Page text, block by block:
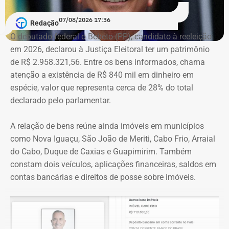
A acusação afirma que esses canais passaram a
apresentar Crivella como responsável direto por obras,
serviços e programas públicos. Um exemplo disso,
segundo a Ação Popular, foram as publicações em que
Crivella aparece anunciando entregas de obras e
reformas de praças, além de mensagens em primeira
pessoa, como: “Estamos aqui recuperando os aparelhos
da praça”.
*Com informações do g1
Redação07/08/2026 17:36
O deputado federal o Bebeto (PP), candidato à reeleição
em 2026, declarou à Justiça Eleitoral ter um patrimônio
de R$ 2.958.321,56. Entre os bens informados, chama
atenção a existência de R$ 840 mil em dinheiro em
espécie, valor que representa cerca de 28% do total
declarado pelo parlamentar.
A relação de bens reúne ainda imóveis em municípios
como Nova Iguaçu, São João de Meriti, Cabo Frio, Arraial
do Cabo, Duque de Caxias e Guapimirim. Também
constam dois veículos, aplicações financeiras, saldos em
contas bancárias e direitos de posse sobre imóveis.